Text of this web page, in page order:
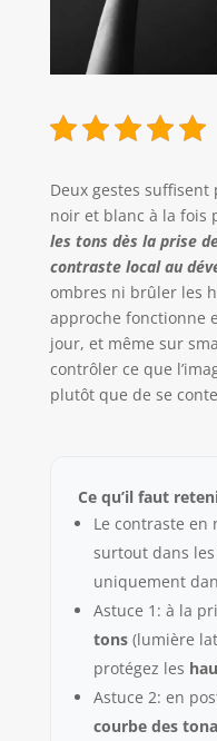
Deux gestes
noir et blanc à la fois
les tons dès la prise
contraste local au
ombres ni brûler les
approche fonctionne
jour, et même sur
contrôler ce que
plutôt que de se
Ce qu’il faut
Le contraste en
surtout dans les
uniquement
Astuce 1: à la
tons(lumière
protégez les
Astuce 2: en
courbe des